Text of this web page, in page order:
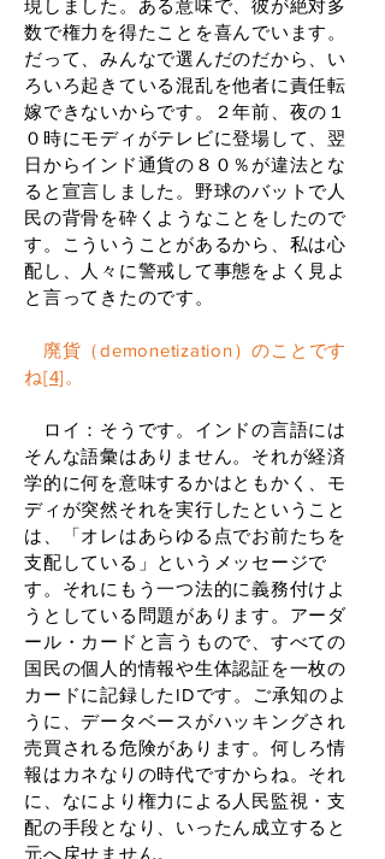
現しました。ある意味で、彼が絶対多
数で権力を得たことを喜んでいます。
だって、みんなで選んだのだから、い
ろいろ起きている混乱を他者に責任転
嫁できないからです。２年前、夜の１
０時にモディがテレビに登場して、翌
日からインド通貨の８０％が違法とな
ると宣言しました。野球のバットで人
民の背骨を砕くようなことをしたので
す。こういうことがあるから、私は心
配し、人々に警戒して事態をよく見よ
と言ってきたのです。
廃貨（demonetization）のことです
ね[4] 。
ロイ：そうです。インドの言語には
そんな語彙はありません。それが経済
学的に何を意味するかはともかく、モ
ディが突然それを実行したということ
は、「オレはあらゆる点でお前たちを
支配している」というメッセージで
す。それにもう一つ法的に義務付けよ
うとしている問題があります。アーダ
ール・カードと言うもので、すべての
国民の個人的情報や生体認証を一枚の
カードに記録したIDです。ご承知のよ
うに、データベースがハッキングされ
売買される危険があります。何しろ情
報はカネなりの時代ですからね。それ
に、なにより権力による人民監視・支
配の手段となり、いったん成立すると
元へ戻せません。